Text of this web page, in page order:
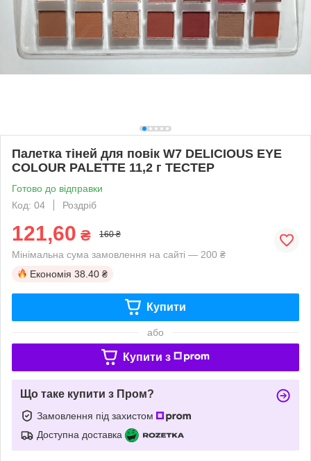
Палетка тіней для повік W7 DELICIOUS EYE
COLOUR PALETTE 11,2 г ТЕСТЕР
Готово до відправки
Код: 04
Роздріб
121,60 ₴ 160 ₴
Мінімальна сума замовлення на сайті — 200 ₴
Економія 38.40 ₴
Купити
або
Купити з
Що таке купити з Пром?
Замовлення під захистом
Доступна доставка